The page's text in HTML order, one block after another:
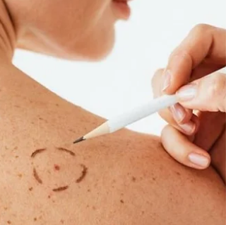
δυνατότητα σε πολίτες που ανήκουν σε
αυξημένου κινδύνου να εξεταστούν και να
ενημερωθούν για την πρόληψη της
οστεοπόρωσης.